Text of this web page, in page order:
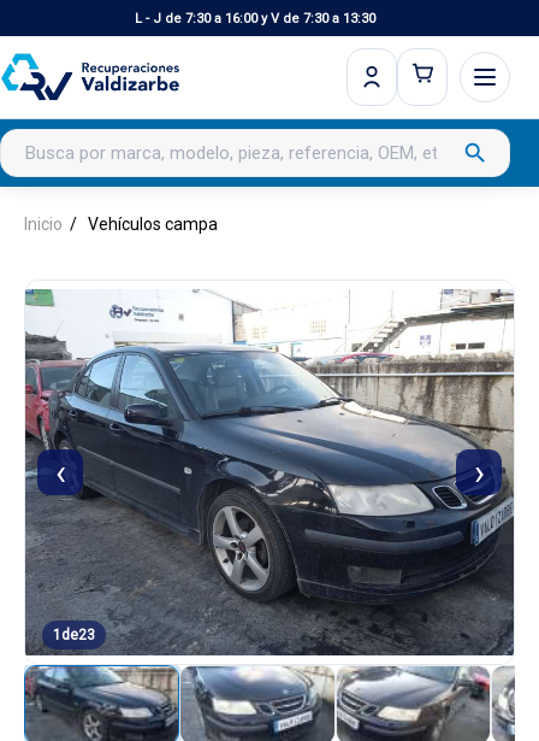
L - J de 7:30 a 16:00 y V de 7:30 a 13:30
Buscar productos search
Inicio Vehículos campa
‹ ›
1 de23